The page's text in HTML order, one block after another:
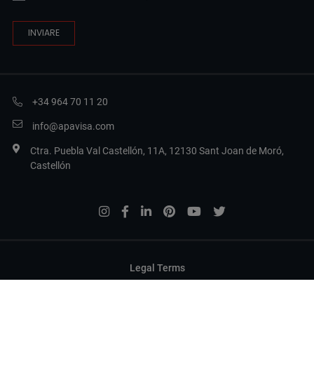
+34 964 70 11 20
info@apavisa.com
Ctra. Puebla Val Castellón, 11A, 12130 Sant Joan de Moró,
Castellón
Legal Terms